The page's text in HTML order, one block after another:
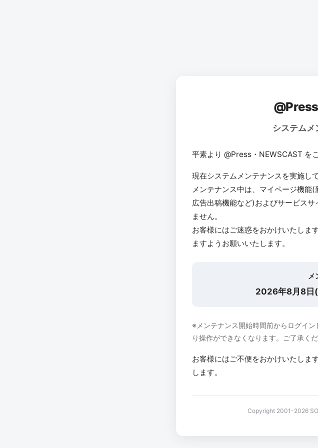
システムメ
平素より @Press・NEWSCAST を
現在システムメンテナンスを実施し
メンテナンス中は、マイページ機能
広告出稿機能など)およびサービス
ません。
お客様にはご迷惑をおかけいたしま
ますようお願いいたします。
メ
2026年8月8
※メンテナンス開始時間前からログイ
り操作ができなくなります。ご了承くだ
お客様にはご不便をおかけいたしま
します。
Copyright 2001-2026